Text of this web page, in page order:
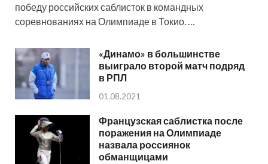
победу российских саблисток в командных
соревнованиях на Олимпиаде в Токио. …
«Динамо» в большинстве
выиграло второй матч подряд
в РПЛ
01.08.2021
Французская саблистка после
поражения на Олимпиаде
назвала россиянок
обманщицами